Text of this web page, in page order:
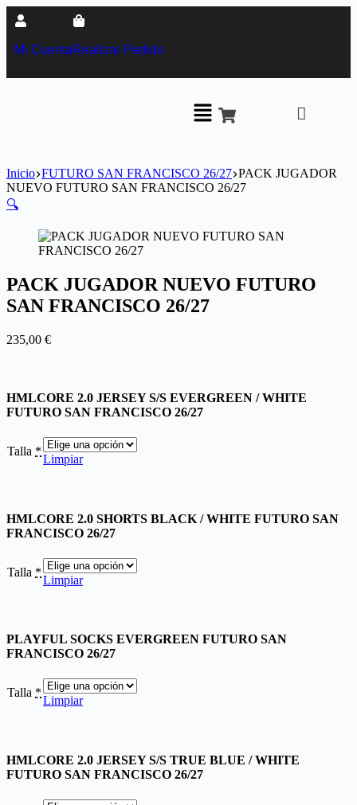
Mi CuentaRealizar Pedido
Inicio FUTURO SAN FRANCISCO 26/27 PACK JUGADOR
NUEVO FUTURO SAN FRANCISCO 26/27
🔍
PACK JUGADOR NUEVO FUTURO
SAN FRANCISCO 26/27
235,00 €
HMLCORE 2.0 JERSEY S/S EVERGREEN / WHITE
FUTURO SAN FRANCISCO 26/27
Talla *
Limpiar
HMLCORE 2.0 SHORTS BLACK / WHITE FUTURO SAN
FRANCISCO 26/27
Talla *
Limpiar
PLAYFUL SOCKS EVERGREEN FUTURO SAN
FRANCISCO 26/27
Talla *
Limpiar
HMLCORE 2.0 JERSEY S/S TRUE BLUE / WHITE
FUTURO SAN FRANCISCO 26/27